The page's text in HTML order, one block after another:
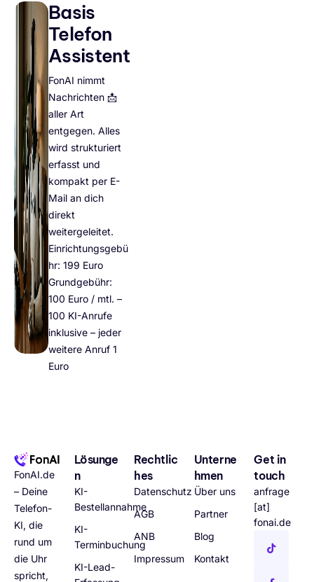
Basis
Telefon
Assistent
FonAI nimmt
Nachrichten 📩
aller Art
entgegen. Alles
wird strukturiert
erfasst und
kompakt per E-
Mail an dich
direkt
weitergeleitet.
Einrichtungsgebü
hr: 199 Euro
Grundgebühr:
100 Euro / mtl. –
100 KI-Anrufe
inklusive – jeder
weitere Anruf 1
Euro
FonAI.de
– Deine
Telefon-
KI, die
rund um
die Uhr
spricht,
Lösunge
n
KI-
Bestellannahme
KI-
Terminbuchung
KI-Lead-
Rechtlic
hes
Datenschutz
AGB
ANB
Impressum
Unterne
hmen
Über uns
Partner
Blog
Kontakt
Get in
touch
anfrage
[at]
fonai.de